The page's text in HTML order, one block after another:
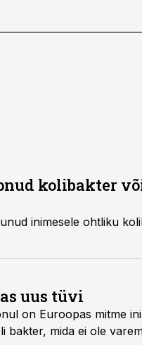
kolibakter
on selle
uus tüvi
põhjuseks uus E.coli bakter, mida